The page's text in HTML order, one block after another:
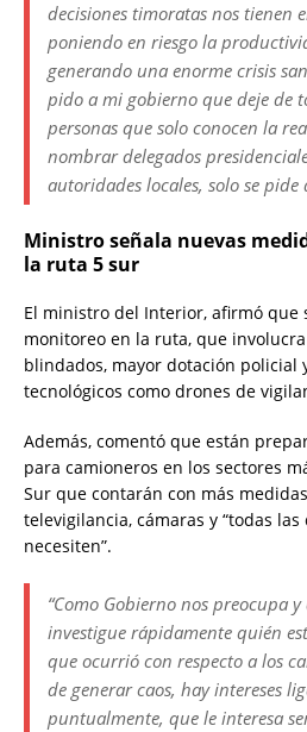
decisiones timoratas nos tienen
poniendo en riesgo la
generando una enorme crisis
pido a mi gobierno que deje de
personas que solo conocen la
nombrar delegados
autoridades locales, solo se
Ministro señala nuevas
la ruta 5 sur
El ministro del Interior, afirmó que
monitoreo en la ruta, que
blindados, mayor dotación policial
tecnológicos como drones de
Además, comentó que están
para camioneros en los sectores
Sur que contarán con más
televigilancia, cámaras y “todas
necesiten”.
“Como Gobierno nos preocupa
investigue rápidamente quién
que ocurrió con respecto a los
de generar caos, hay intereses
puntualmente, que le interesa